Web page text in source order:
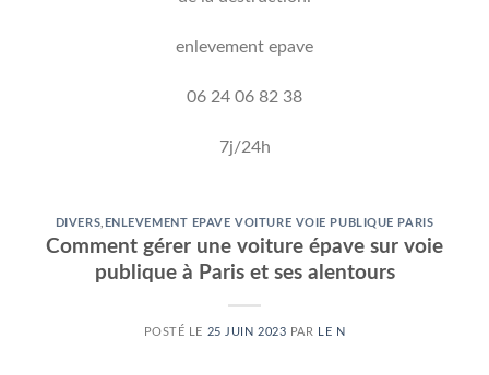
enlevement epave
06 24 06 82 38
7j/24h
DIVERS ENLEVEMENT EPAVE VOITURE VOIE PUBLIQUE PARIS
Comment gérer une voiture épave sur voie
publique à Paris et ses alentours
POSTÉ LE 25 JUIN 2023 PAR LE N